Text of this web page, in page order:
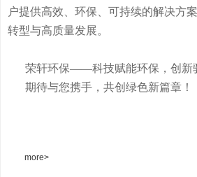
户提供高效、环保、可持续的解决方
转型与高质量发展。
荣轩环保——科技赋能环保，创新
期待与您携手，共创绿色新篇章！
more>